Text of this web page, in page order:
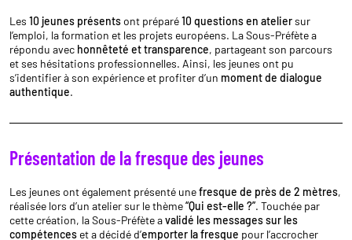
Les 10 jeunes présentsont préparé10 questions en ateliersur
l’emploi, la formation et les projets européens. La Sous-Préfète a
répondu avec honnêteté et transparence, partageant son parcours
et ses hésitations professionnelles. Ainsi, les jeunes ont pu
s’identifier à son expérience et profiter d’un moment de dialogue
authentique.
Présentation de la fresque des jeunes
Les jeunes ont également présenté unefresque de près de 2 mètres,
réalisée lors d’un atelier sur le thème“Qui est-elle ?”. Touchée par
cette création, la Sous-Préfète avalidé les messages sur les
compétences et a décidé d’emporter la fresque pour l’accrocher